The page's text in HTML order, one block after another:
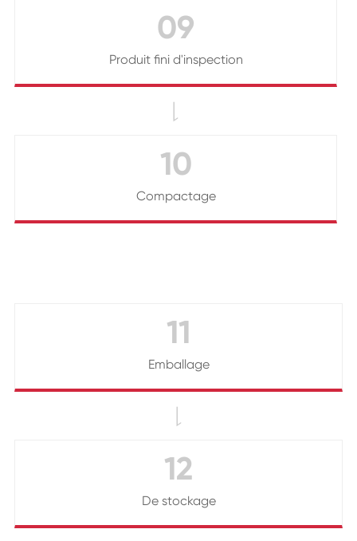
09
Produit fini d'inspection

10
Compactage
11
Emballage

12
De stockage